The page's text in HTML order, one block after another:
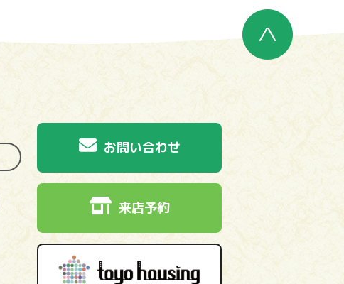
お問い合わせ
来店予約